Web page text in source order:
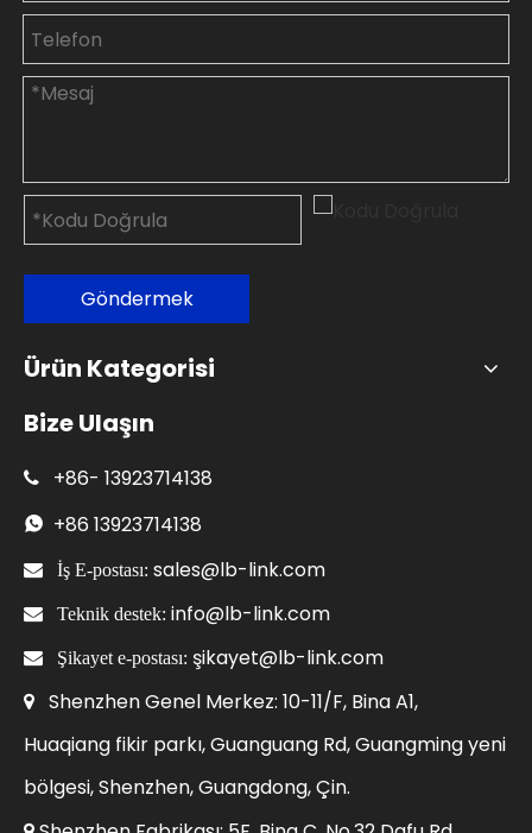
Göndermek
Ürün Kategorisi
Bize Ulaşın
 +86- 13923714138
 +86 13923714138
 İş E-postası: sales@lb-link.com
 Teknik destek: info@lb-link.com
 Şikayet e-postası: şikayet@lb-link.com
 Shenzhen Genel Merkez: 10-11/F, Bina A1,
Huaqiang fikir parkı, Guanguang Rd, Guangming yeni
bölgesi, Shenzhen, Guangdong, Çin.